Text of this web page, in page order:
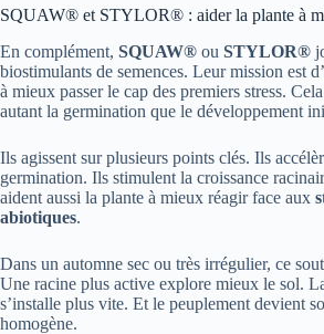
SQUAW® et STYLOR® : aider la plante à
En complément, SQUAW® ou STYLOR®
biostimulants de semences. Leur mission est
à mieux passer le cap des premiers stress.
autant la germination que le développement
Ils agissent sur plusieurs points clés. Ils
germination. Ils stimulent la croissance
aident aussi la plante à mieux réagir face aux
abiotiques.
Dans un automne sec ou très irrégulier, ce
Une racine plus active explore mieux le sol.
s’installe plus vite. Et le peuplement devient
homogène.